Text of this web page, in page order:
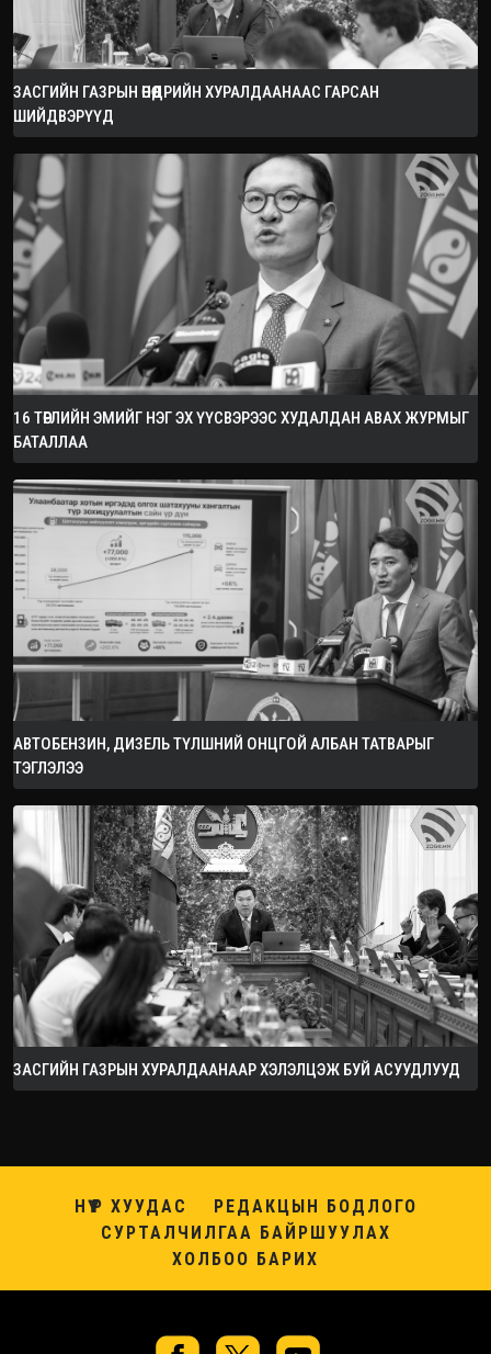
ЗАСГИЙН ГАЗРЫН ӨНӨӨДРИЙН ХУРАЛДААНААС ГАРСАН
ШИЙДВЭРҮҮД
16 ТӨРЛИЙН ЭМИЙГ НЭГ ЭХ ҮҮСВЭРЭЭС ХУДАЛДАН АВАХ ЖУРМЫГ
БАТАЛЛАА
АВТОБЕНЗИН, ДИЗЕЛЬ ТҮЛШНИЙ ОНЦГОЙ АЛБАН ТАТВАРЫГ
ТЭГЛЭЛЭЭ
ЗАСГИЙН ГАЗРЫН ХУРАЛДААНААР ХЭЛЭЛЦЭЖ БУЙ АСУУДЛУУД
НҮҮР ХУУДАС
РЕДАКЦЫН БОДЛОГО
СУРТАЛЧИЛГАА БАЙРШУУЛАХ
ХОЛБОО БАРИХ